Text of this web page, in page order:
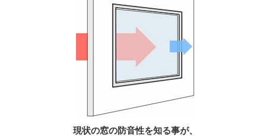
現状の窓の防音性を知る事が、